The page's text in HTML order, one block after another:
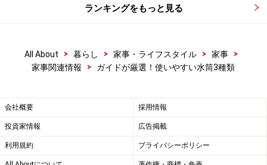
プ】 0.5L JMY-500 各5250円
水筒はやはり魔法瓶が良い、という方にはサーモス
いものは熱いままに、冷たいものは冷たいままに保って
くれる点。ケータイマグは、飲み口からそのまま飲める
タイプで便利です。特に写真のようなワンタッチオープ
ンタイプは片手でボタンを押してふたを開けて飲めるの
ランキングをもっと見る
All About > 暮らし > 家事・ライフスタイル > 家事
>
家事関連情報
> ガイドが厳選！使いやすい水筒3種類
会社概要 採用情報
投資家情報 広告掲載
利用規約 プライバシーポリシー